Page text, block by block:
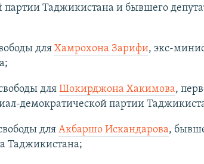
Таджикистана и бывшего
для Хамрохона Зарифи, экс-
для Шокирджона Хакимова,
демократической партии
для Акбаршо Искандарова,
Таджикистана;